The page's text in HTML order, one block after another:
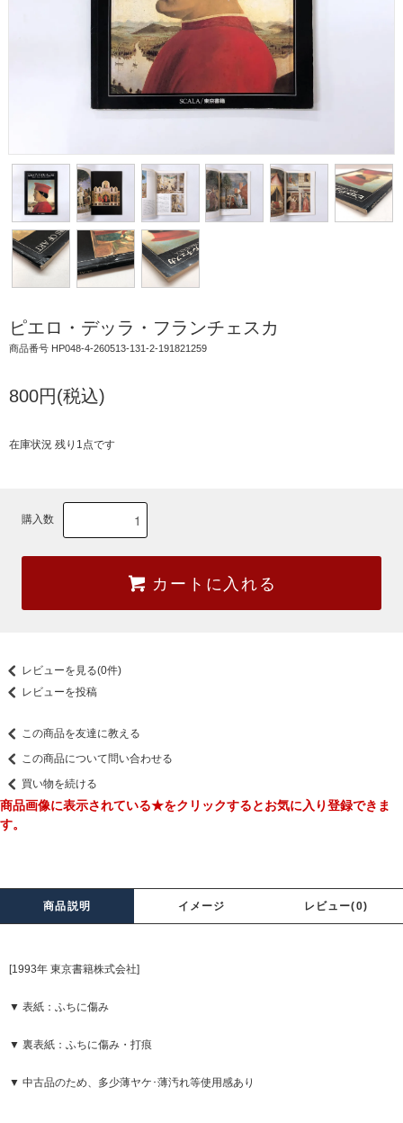
ピエロ・デッラ・フランチェスカ
商品番号 HP048-4-260513-131-2-191821259
800円(税込)
在庫状況 残り1点です
購入数
カートに入れる
レビューを見る(0件)
レビューを投稿
この商品を友達に教える
この商品について問い合わせる
買い物を続ける
商品画像に表示されている★をクリックするとお気に入り登録できま
す。
商品説明 イメージ レビュー(0)
[1993年 東京書籍株式会社]
▼ 表紙：ふちに傷み
▼ 裏表紙：ふちに傷み・打痕
▼ 中古品のため、多少薄ヤケ･薄汚れ等使用感あり